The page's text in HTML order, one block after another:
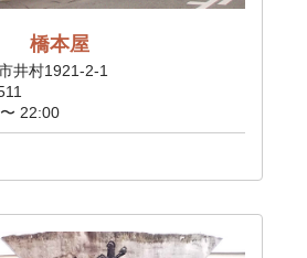
橋本屋
井村1921-2-1
22:00